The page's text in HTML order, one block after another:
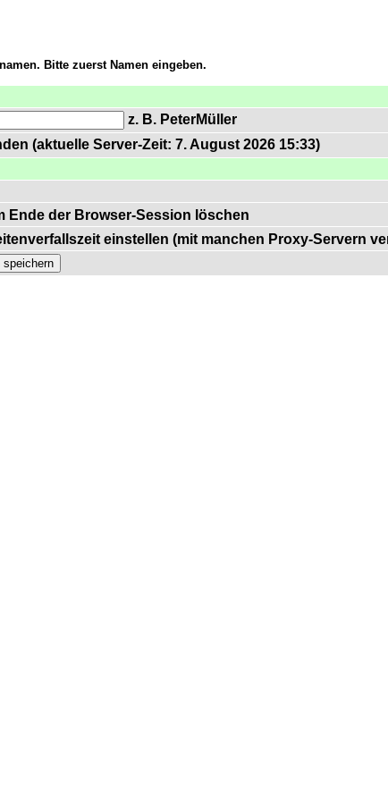
Bitte zuerst Namen eingeben.
z. B. PeterMüller
(aktuelle Server-Zeit: 7. August 2026 15:33)
Ende der Browser-Session löschen
einstellen (mit manchen Proxy-Servern